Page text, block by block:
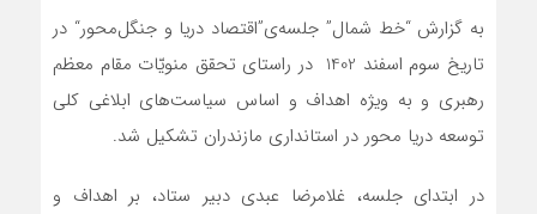
به گزارش “خط شمال” جلسه‌ی”اقتصاد دریا و جنگل‌محور“ در
تاریخ سوم اسفند 1402 در راستای تحقق منویّات مقام معظم
رهبری و به ویژه اهداف و اساس سیاست‌های ابلاغی کلی
توسعه دریا محور در استانداری مازندران تشکیل شد.
در ابتدای جلسه، غلامرضا عبدی دبیر ستاد، بر اهداف و